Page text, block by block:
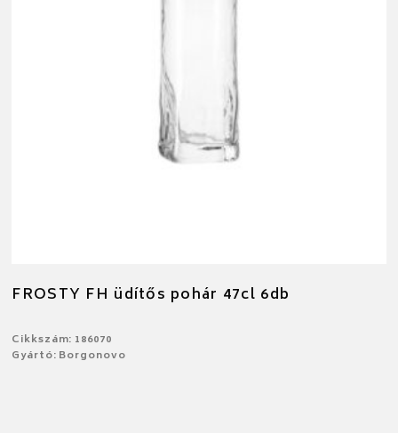
FROSTY FH üdítős pohár 47cl 6db
Cikkszám: 186070
Gyártó: Borgonovo